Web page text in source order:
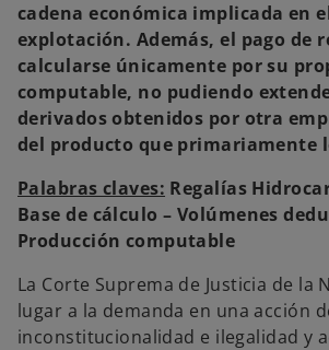
cadena económica implicada en
explotación. Además, el pago de
calcularse únicamente por su
computable, no pudiendo
derivados obtenidos por otra
del producto que primariamente
Palabras claves: Regalías
Base de cálculo – Volúmenes
Producción computable
La Corte Suprema de Justicia de la
lugar a la demanda en una acción
inconstitucionalidad e ilegalidad y